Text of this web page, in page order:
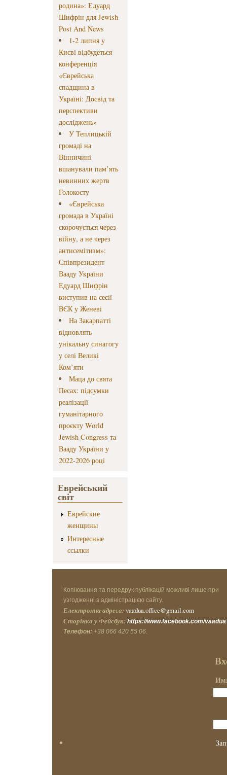
родина»: Едуард
Шифрін для Jewish
Post And News
1-2 липня у
Києві відбудеться
конференція
«Єврейська
спадщина в
Україні: Досвід та
перспективи
досліджень»
У Теплицькій
громаді на
Вінничині
вшанували пам’ять
невинних жертв
Голокосту
«Єврейська
громада в Україні
скорочується через
війну, а не через
антисемітизм»:
Співпрезидент
Вааду України
Едуард Шифрін
виступив на сесії
ВЄК у Женеві
На Закарпатті
відновлять
унікальну синагогу
у селі Великі
Ком’яти
Маца до свята
Песах: підсумки
реалізації
гуманітарного
проєкту World
Jewish Congress та
Вааду України у
2022-2026 році
Еврейський
світ
Еврейские
женщины
Интересные
ссылки
Копіювання та передрук публікацій можливі лише при
узгодженні з адміністрацією сайту.
Електронна адреса: vaadua.office@gmail.com
Сторінка у Фейсбук: https://www.facebook.com/vaadua
Телефон: +38 066 420 55 06.